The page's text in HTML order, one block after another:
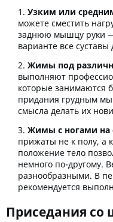
Узким или
можете сместить
заднюю мышцу руки —
варианте все
Жимы под
выполняют
которые занимаются
придания грудным
смысла делать их
Жимы с ногами на
прижаты не к полу, а
положение тело
немного по-другому.
разнообразными. В
рекомендуется
Приседания со